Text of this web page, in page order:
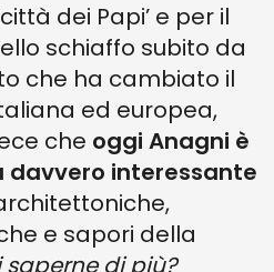
dei Papi’ e per il
schiaffo subito da
che ha cambiato il
ed europea,
che oggi Anagni è
interessante
e sapori della
saperne di più?